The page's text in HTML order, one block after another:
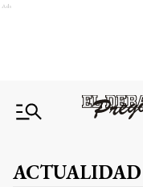
Ads
ACTUALIDAD